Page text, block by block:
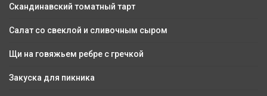
Скандинавский томатный тарт
Салат со свеклой и сливочным сыром
Щи на говяжьем ребре с гречкой
Закуска для пикника